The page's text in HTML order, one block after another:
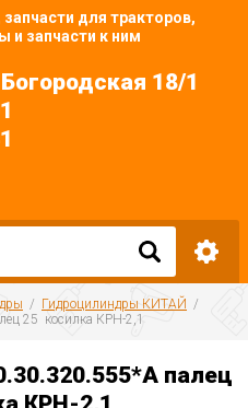
для тракторов,
и запчасти к ним
18/1
  /
Гидроцилиндры КИТАЙ
  /
25  косилка КРН-2,1
палец